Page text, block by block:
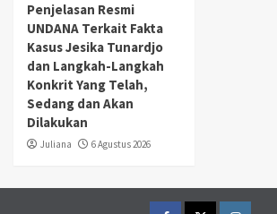
Penjelasan Resmi
UNDANA Terkait Fakta
Kasus Jesika Tunardjo
dan Langkah-Langkah
Konkrit Yang Telah,
Sedang dan Akan
Dilakukan
Juliana 6 Agustus 2026